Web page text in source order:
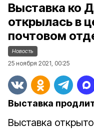
Выставка ко
открылась в
почтовом
Новость
25 ноября 2021, 00:25
Выставка
Выставка